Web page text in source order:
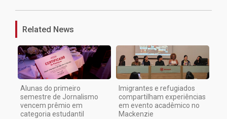
Related News
Alunas do primeiro
semestre de Jornalismo
vencem prêmio em
categoria estudantil
Imigrantes e refugiados
compartilham experiências
em evento acadêmico no
Mackenzie